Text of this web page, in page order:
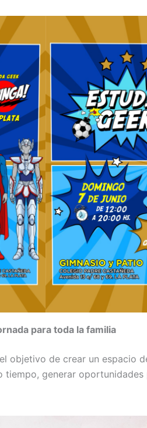
para toda la familia
objetivo de crear un espacio
tiempo, generar oportunidades